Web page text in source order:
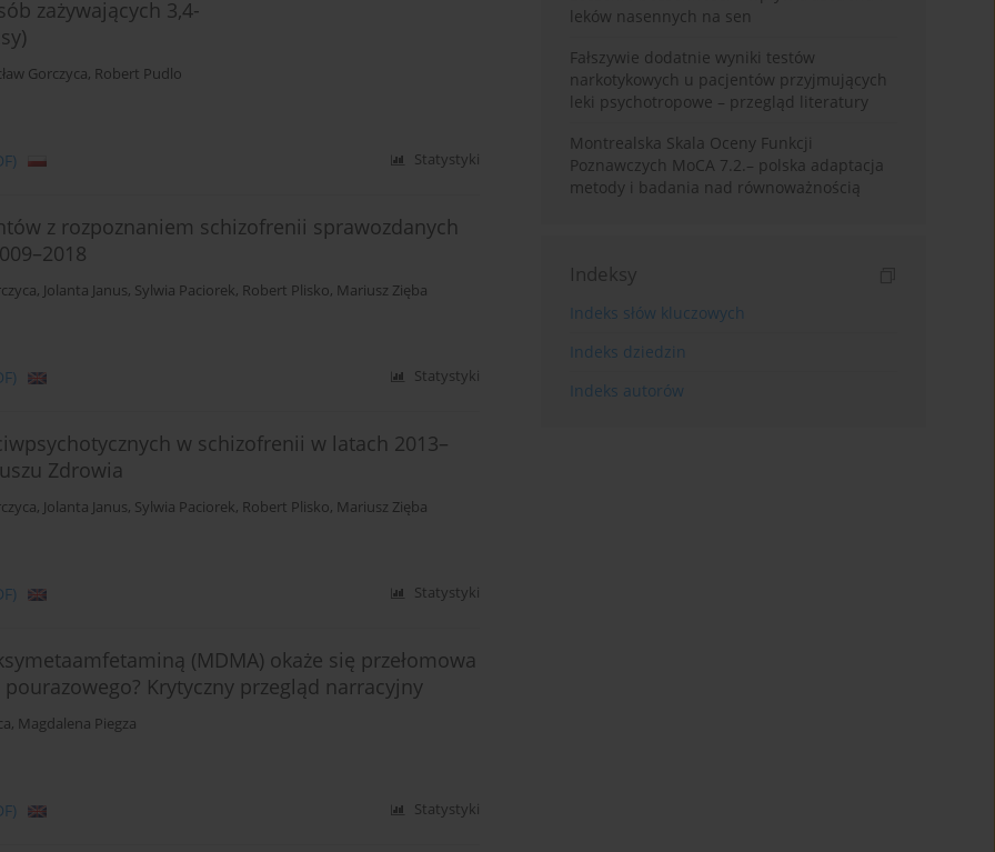
zażywających 3,4-
Gorczyca, Robert Pudlo
Statystyki
z rozpoznaniem schizofrenii sprawozdanych
, Jolanta Janus, Sylwia Paciorek, Robert Plisko, Mariusz Zięba
Statystyki
w schizofrenii w latach 2013–
Zdrowia
, Jolanta Janus, Sylwia Paciorek, Robert Plisko, Mariusz Zięba
Statystyki
(MDMA) okaże się przełomowa
Krytyczny przegląd narracyjny
, Magdalena Piegza
Statystyki
leków nasennych na sen
Fałszywie dodatnie wyniki testów
narkotykowych u pacjentów przyjmujących
leki psychotropowe – przegląd literatury
Montrealska Skala Oceny Funkcji
Poznawczych MoCA 7.2.– polska adaptacja
metody i badania nad równoważnością
Indeksy
Indeks słów kluczowych
Indeks dziedzin
Indeks autorów